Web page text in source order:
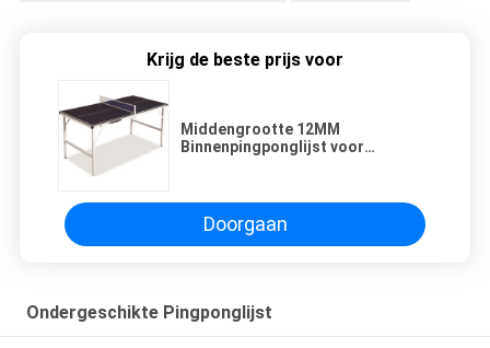
Krijg de beste prijs voor
Middengrootte 12MM
Binnenpingponglijst voor
Doorgaan
Ondergeschikte Pingponglijst